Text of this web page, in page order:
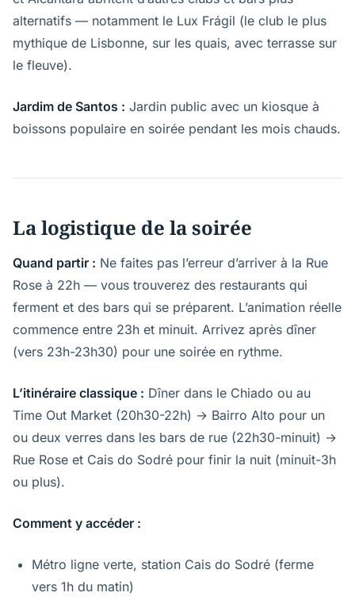
alternatifs — notamment le Lux Frágil (le club le plus
mythique de Lisbonne, sur les quais, avec terrasse sur
le fleuve).
Jardim de Santos : Jardin public avec un kiosque à
boissons populaire en soirée pendant les mois chauds.
La logistique de la soirée
Quand partir : Ne faites pas l’erreur d’arriver à la Rue
Rose à 22h — vous trouverez des restaurants qui
ferment et des bars qui se préparent. L’animation réelle
commence entre 23h et minuit. Arrivez après dîner
(vers 23h-23h30) pour une soirée en rythme.
L’itinéraire classique : Dîner dans le Chiado ou au
Time Out Market (20h30-22h) → Bairro Alto pour un
ou deux verres dans les bars de rue (22h30-minuit) →
Rue Rose et Cais do Sodré pour finir la nuit (minuit-3h
ou plus).
Comment y accéder :
Métro ligne verte, station Cais do Sodré (ferme
vers 1h du matin)